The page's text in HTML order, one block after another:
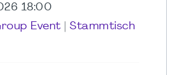
18:00
Event
Stammtisch